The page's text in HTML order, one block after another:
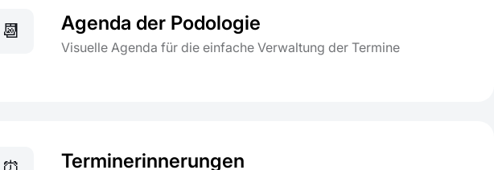
📆 Agenda der Podologie
Visuelle Agenda für die einfache Verwaltung der Termine
Terminerinnerungen